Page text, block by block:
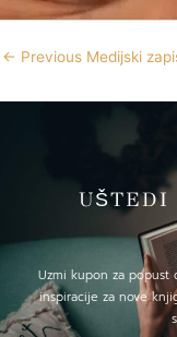
← Previous Medijski
UŠTEDI
Uzmi kupon za popust
inspiracije za nove